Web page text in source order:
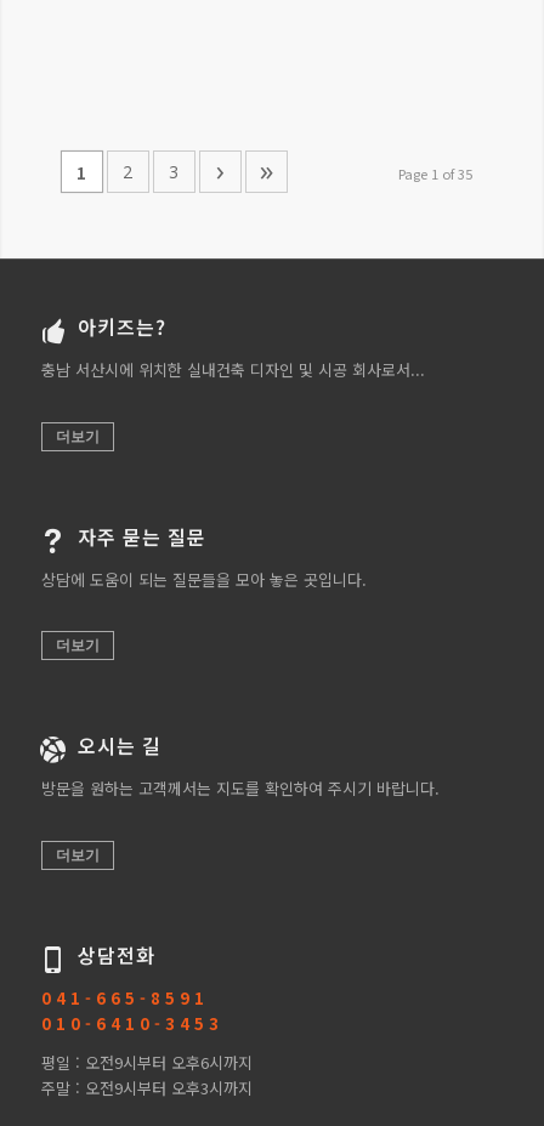
Page 1 of 35
1 2 3 › »
아키즈는?
충남 서산시에 위치한 실내건축 디자인 및 시공 회사로서...
더보기
자주 묻는 질문
상담에 도움이 되는 질문들을 모아 놓은 곳입니다.
더보기
오시는 길
방문을 원하는 고객께서는 지도를 확인하여 주시기 바랍니다.
더보기
상담전화
0 4 1 - 6 6 5 - 8 5 9 1
0 1 0 - 6 4 1 0 - 3 4 5 3
평일 : 오전9시부터 오후6시까지
주말 : 오전9시부터 오후3시까지